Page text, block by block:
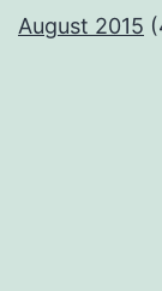
August 2015